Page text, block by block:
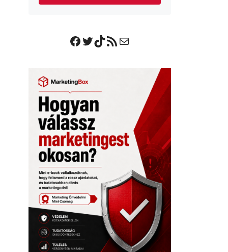
Facebook
Twitter
TikTok
RSS Feed
Mail